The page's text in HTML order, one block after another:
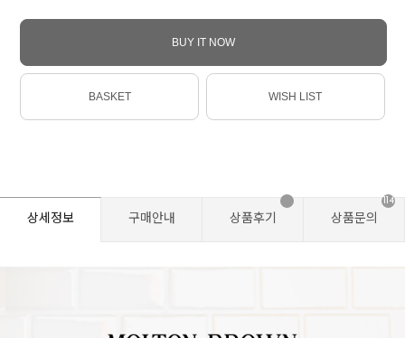
BUY IT NOW
BASKET WISH LIST
상세정보 구매안내 상품후기 상품문의
114